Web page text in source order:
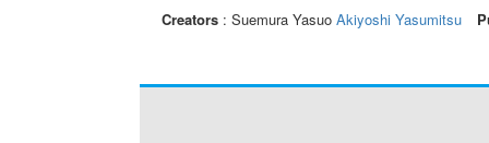
Creators: Suemura Yasuo Akiyoshi Yasumitsu